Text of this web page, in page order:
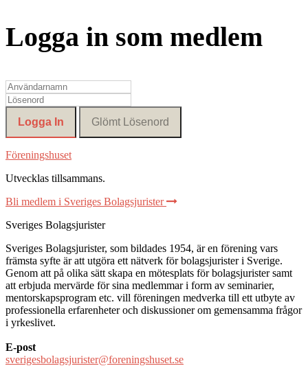
Logga in som medlem
Föreningshuset
Utvecklas tillsammans.
Bli medlem i Sveriges Bolagsjurister
Sveriges Bolagsjurister
Sveriges Bolagsjurister, som bildades 1954, är en förening vars
främsta syfte är att utgöra ett nätverk för bolagsjurister i Sverige.
Genom att på olika sätt skapa en mötesplats för bolagsjurister samt
att erbjuda mervärde för sina medlemmar i form av seminarier,
mentorskapsprogram etc. vill föreningen medverka till ett utbyte av
professionella erfarenheter och diskussioner om gemensamma frågor
i yrkeslivet.
E-post
sverigesbolagsjurister@foreningshuset.se